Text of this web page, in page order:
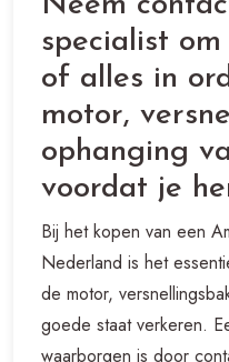
specialist
of alles in
motor,
ophanging
voordat je
Bij het kopen van een
Nederland is het
de motor,
goede staat verkeren.
waarborgen is door